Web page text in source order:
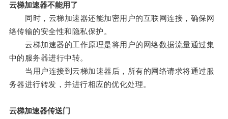
云梯加速器不能用了
同时，云梯加速器还能加密用户的互联网连接，确保网
络传输的安全性和隐私保护。
云梯加速器的工作原理是将用户的网络数据流量通过集
中的服务器进行中转。
当用户连接到云梯加速器后，所有的网络请求将通过服
务器进行转发，并进行相应的优化处理。
云梯加速器传送门